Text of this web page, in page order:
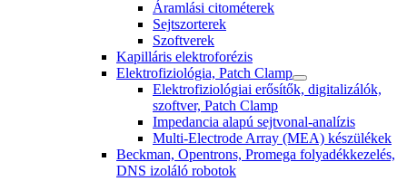
Áramlási citométerek
Sejtszorterek
Szoftverek
Kapilláris elektroforézis
Elektrofiziológia, Patch Clamp
Elektrofiziológiai erősítők, digitalizálók,
szoftver, Patch Clamp
Impedancia alapú sejtvonal-analízis
Multi-Electrode Array (MEA) készülékek
Beckman, Opentrons, Promega folyadékkezelés,
DNS izoláló robotok